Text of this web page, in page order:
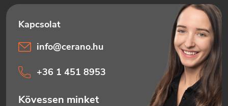
info@cerano.hu
+36 1 451 8953